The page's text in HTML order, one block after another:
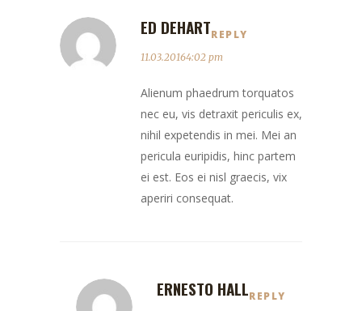
ED DEHARTREPLY
11.03.20164:02 pm
Alienum phaedrum torquatos
nec eu, vis detraxit periculis ex,
nihil expetendis in mei. Mei an
pericula euripidis, hinc partem
ei est. Eos ei nisl graecis, vix
aperiri consequat.
ERNESTO HALLREPLY